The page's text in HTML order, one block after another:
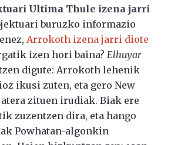
Ultima Thule izena jarri
buruzko informazio
Arrokoth izena jarri diote
izen hori baina? Elhuyar
digute: Arrokoth lehenik
ikusi zuten, eta gero New
zituen irudiak. Biak ere
zuzentzen dira, eta hango
Powhatan-algonkin